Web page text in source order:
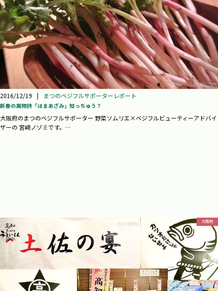
2016/12/19 | まつのベジフルサポーターレポート
新春の風物詩「はまあざみ」知っちゅう？
大阪府のまつのベジフルサポーター 野菜ソムリエ×ベジフルビューティーアドバイ
ザーの 宮﨑ノゾミです。…
大阪府